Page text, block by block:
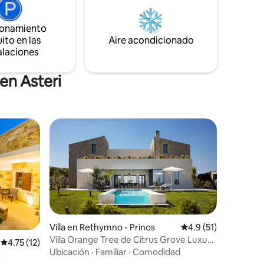
utilizar
Golden Sands, es un paraíso para
familias, amigos y viajeros que buscan
una escapada cretense auténtica pero
en las
Aire acondicionado
Asteri
Calificación promedio: 4.75 de 5, 12 reseñas
4.75 (12)
Villa en Rethymno - Prinos Calificación
4.9 (51)
Villa Orange Tree de Citrus Grove Luxury
Villas
Ubicación · Familiar · Comodidad